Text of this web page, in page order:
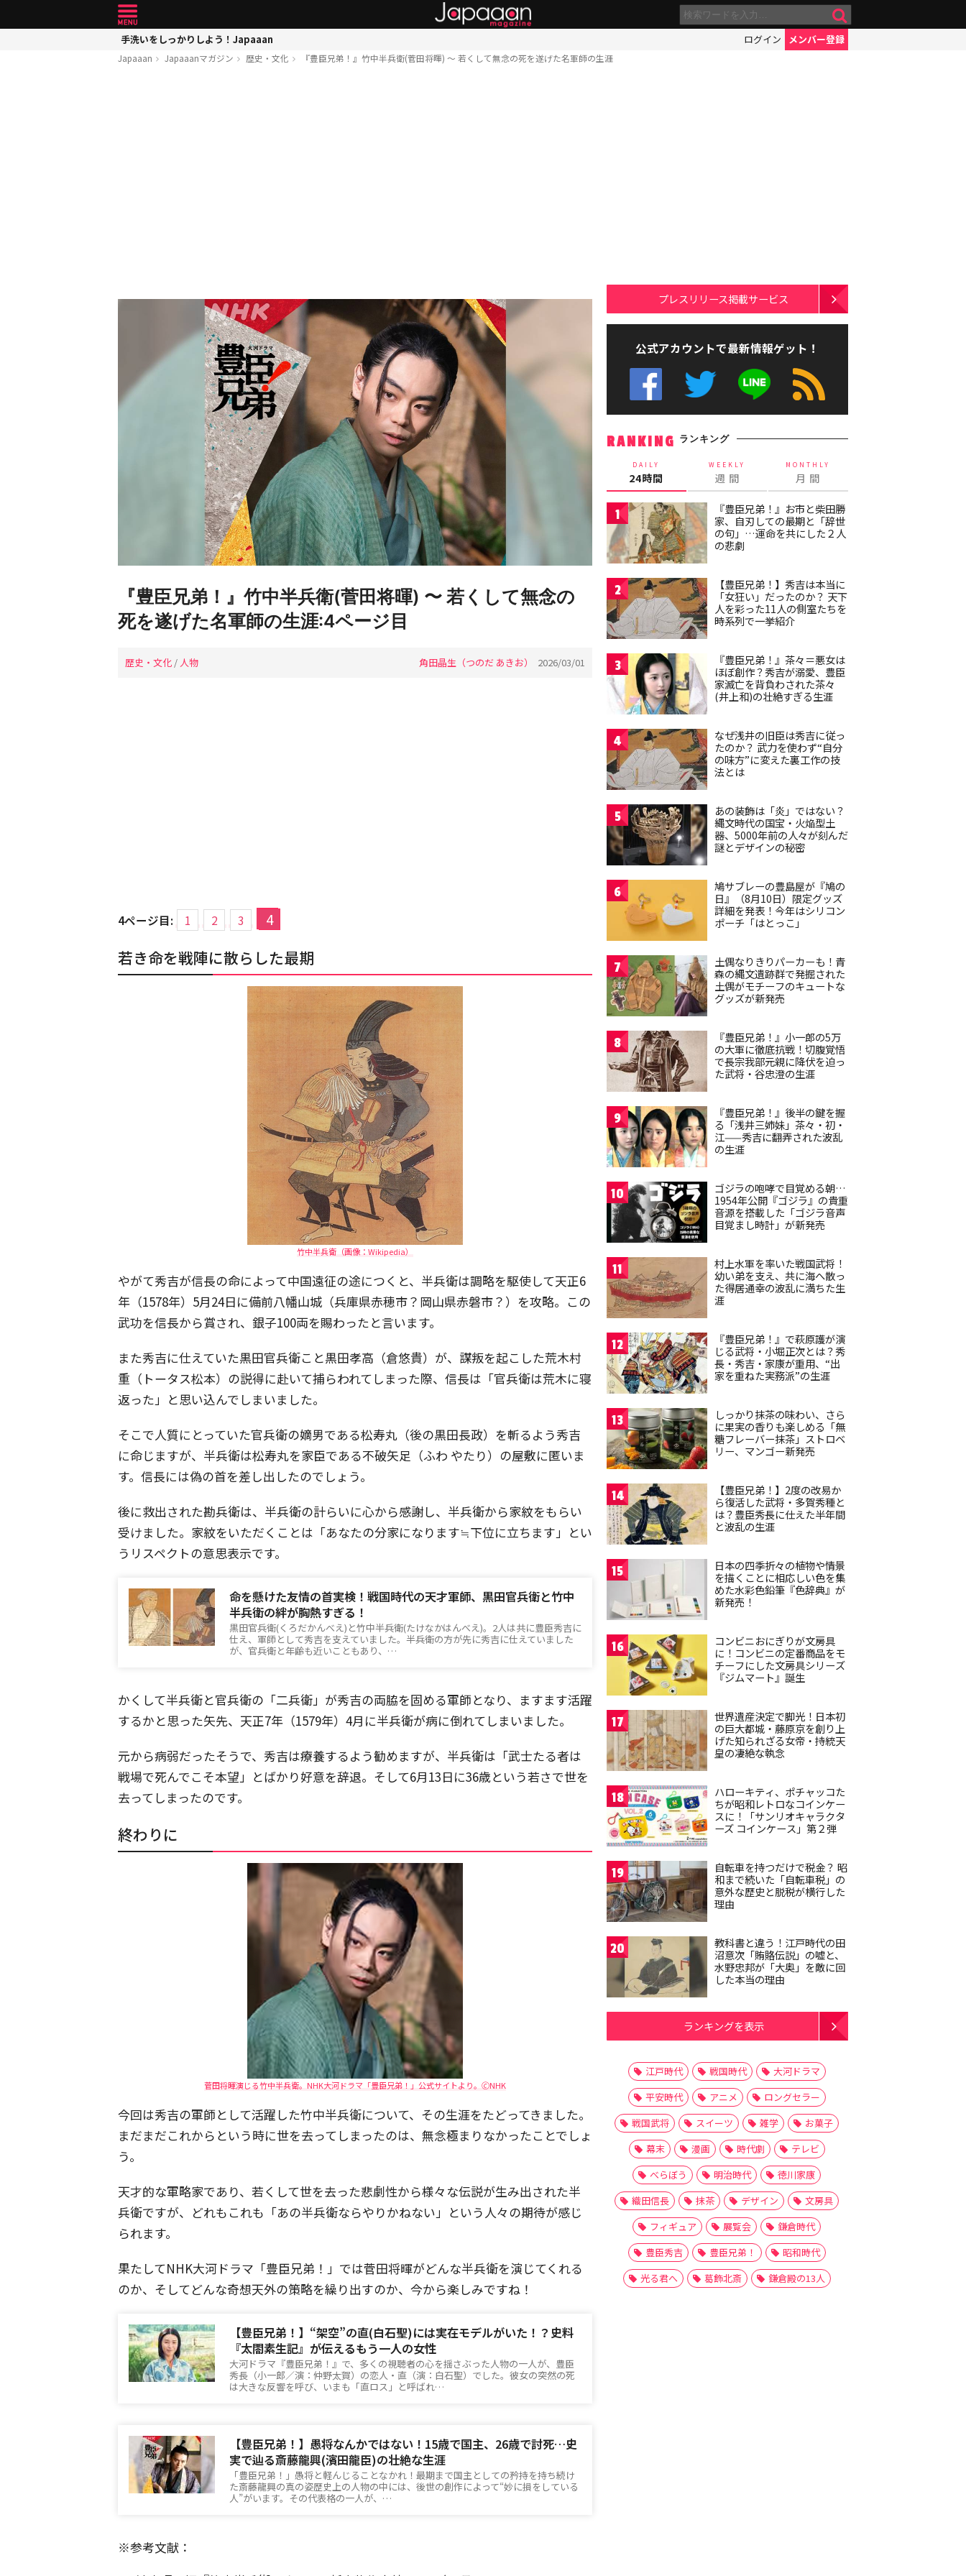
手洗いをしっかりしよう！Japaaan ログイン メンバー登録
Japaaan Japaaanマガジン 歴史・文化 『豊臣兄弟！』竹中半兵衛(菅田将暉) 〜 若くして無念の死を遂げた名軍師の生涯
『豊臣兄弟！』竹中半兵衛(菅田将暉) 〜 若くして無念の
死を遂げた名軍師の生涯:4ページ目
歴史・文化 / 人物 角田晶生（つのだ あきお） 2026/03/01
4ページ目: 1 2 3 4
若き命を戦陣に散らした最期
竹中半兵衛（画像：Wikipedia）
やがて秀吉が信長の命によって中国遠征の途につくと、半兵衛は調略を駆使して天正6
年（1578年）5月24日に備前八幡山城（兵庫県赤穂市？岡山県赤磐市？）を攻略。この
武功を信長から賞され、銀子100両を賜わったと言います。
また秀吉に仕えていた黒田官兵衛こと黒田孝高（倉悠貴）が、謀叛を起こした荒木村
重（トータス松本）の説得に赴いて捕らわれてしまった際、信長は「官兵衛は荒木に寝
返った」と思い込んでしまいました。
そこで人質にとっていた官兵衛の嫡男である松寿丸（後の黒田長政）を斬るよう秀吉
に命じますが、半兵衛は松寿丸を家臣である不破矢足（ふわ やたり）の屋敷に匿いま
す。信長には偽の首を差し出したのでしょう。
後に救出された勘兵衛は、半兵衛の計らいに心から感謝し、半兵衛から家紋をもらい
受けました。家紋をいただくことは「あなたの分家になります≒下位に立ちます」とい
うリスペクトの意思表示です。
命を懸けた友情の首実検！戦国時代の天才軍師、黒田官兵衛と竹中
半兵衛の絆が胸熱すぎる！
黒田官兵衛(くろだかんべえ)と竹中半兵衛(たけなかはんべえ)。2人は共に豊臣秀吉に
仕え、軍師として秀吉を支えていました。半兵衛の方が先に秀吉に仕えていました
が、官兵衛と年齢も近いこともあり、…
かくして半兵衛と官兵衛の「二兵衛」が秀吉の両脇を固める軍師となり、ますます活躍
するかと思った矢先、天正7年（1579年）4月に半兵衛が病に倒れてしまいました。
元から病弱だったそうで、秀吉は療養するよう勧めますが、半兵衛は「武士たる者は
戦場で死んでこそ本望」とばかり好意を辞退。そして6月13日に36歳という若さで世を
去ってしまったのです。
終わりに
菅田将暉演じる竹中半兵衛。NHK大河ドラマ「豊臣兄弟！」公式サイトより。🄫NHK
今回は秀吉の軍師として活躍した竹中半兵衛について、その生涯をたどってきました。
まだまだこれからという時に世を去ってしまったのは、無念極まりなかったことでしょ
う。
天才的な軍略家であり、若くして世を去った悲劇性から様々な伝説が生み出された半
兵衛ですが、どれもこれも「あの半兵衛ならやりかねない」という人々の期待が感じ
られます。
果たしてNHK大河ドラマ「豊臣兄弟！」では菅田将暉がどんな半兵衛を演じてくれる
のか、そしてどんな奇想天外の策略を繰り出すのか、今から楽しみですね！
【豊臣兄弟！】“架空”の直(白石聖)には実在モデルがいた！？史料
『太閤素生記』が伝えるもう一人の女性
大河ドラマ『豊臣兄弟！』で、多くの視聴者の心を揺さぶった人物の一人が、豊臣
秀長（小一郎／演：仲野太賀）の恋人・直（演：白石聖）でした。彼女の突然の死
は大きな反響を呼び、いまも「直ロス」と呼ばれ…
【豊臣兄弟！】愚将なんかではない！15歳で国主、26歳で討死…史
実で辿る斎藤龍興(濱田龍臣)の壮絶な生涯
「豊臣兄弟！」愚将と軽んじることなかれ！最期まで国主としての矜持を持ち続け
た斎藤龍興の真の姿歴史上の人物の中には、後世の創作によって“妙に損をしている
人”がいます。その代表格の一人が、…
※参考文献：
プレスリリース掲載サービス
公式アカウントで最新情報ゲット！
RANKING ランキング
DAILY
24時間
WEEKLY
週 間
MONTHLY
月 間
1
『豊臣兄弟！』お市と柴田勝
家、自刃しての最期と「辞世
の句」…運命を共にした２人
の悲劇
2
【豊臣兄弟！】秀吉は本当に
「女狂い」だったのか？ 天下
人を彩った11人の側室たちを
時系列で一挙紹介
3
『豊臣兄弟！』茶々＝悪女は
ほぼ創作？秀吉が溺愛、豊臣
家滅亡を背負わされた茶々
(井上和)の壮絶すぎる生涯
4
なぜ浅井の旧臣は秀吉に従っ
たのか？ 武力を使わず“自分
の味方”に変えた裏工作の技
法とは
5
あの装飾は「炎」ではない？
縄文時代の国宝・火焔型土
器、5000年前の人々が刻んだ
謎とデザインの秘密
6
鳩サブレーの豊島屋が『鳩の
日』（8月10日）限定グッズ
詳細を発表！今年はシリコン
ポーチ「はとっこ」
7
土偶なりきりパーカーも！青
森の縄文遺跡群で発掘された
土偶がモチーフのキュートな
グッズが新発売
8
『豊臣兄弟！』小一郎の5万
の大軍に徹底抗戦！切腹覚悟
で長宗我部元親に降伏を迫っ
た武将・谷忠澄の生涯
9
『豊臣兄弟！』後半の鍵を握
る「浅井三姉妹」茶々・初・
江——秀吉に翻弄された波乱
の生涯
10
ゴジラの咆哮で目覚める朝…
1954年公開『ゴジラ』の貴重
音源を搭載した「ゴジラ音声
目覚まし時計」が新発売
11
村上水軍を率いた戦国武将！
幼い弟を支え、共に海へ散っ
た得居通幸の波乱に満ちた生
涯
12
『豊臣兄弟！』で萩原護が演
じる武将・小堀正次とは？秀
長・秀吉・家康が重用、“出
家を重ねた実務派”の生涯
13
しっかり抹茶の味わい、さら
に果実の香りも楽しめる「無
糖フレーバー抹茶」ストロベ
リー、マンゴー新発売
14
【豊臣兄弟！】2度の改易か
ら復活した武将・多賀秀種と
は？豊臣秀長に仕えた半年間
と波乱の生涯
15
日本の四季折々の植物や情景
を描くことに相応しい色を集
めた水彩色鉛筆『色辞典』が
新発売！
16
コンビニおにぎりが文房具
に！コンビニの定番商品をモ
チーフにした文房具シリーズ
『ジムマート』誕生
17
世界遺産決定で脚光！日本初
の巨大都城・藤原京を創り上
げた知られざる女帝・持統天
皇の凄絶な執念
18
ハローキティ、ポチャッコた
ちが昭和レトロなコインケー
スに！「サンリオキャラクタ
ーズ コインケース」第２弾
19
自転車を持つだけで税金？ 昭
和まで続いた「自転車税」の
意外な歴史と脱税が横行した
理由
20
教科書と違う！江戸時代の田
沼意次「賄賂伝説」の嘘と、
水野忠邦が「大奥」を敵に回
した本当の理由
ランキングを表示
江戸時代 戦国時代
大河ドラマ
平安時代
アニメ
ロングセラー
戦国武将
スイーツ 雑学
お菓子
幕末
漫画 時代劇
テレビ
べらぼう
明治時代
徳川家康
織田信長
抹茶 デザイン
文房具
フィギュア
展覧会
鎌倉時代
豊臣秀吉
豊臣兄弟！
昭和時代
光る君へ
葛飾北斎 鎌倉殿の13人